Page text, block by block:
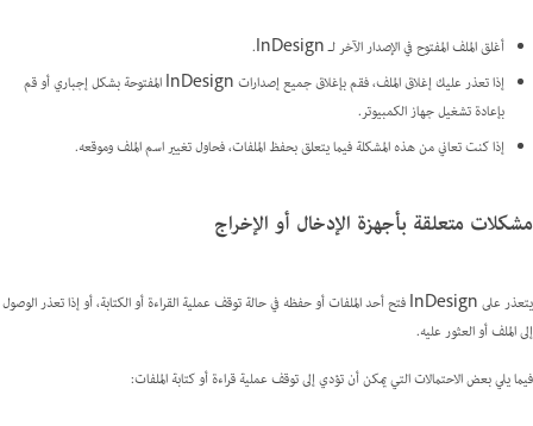
أغلق الملف المفتوح في الإصدار الآخر لـ InDesign.
إذا تعذر عليك إغلاق الملف، فقم بإغلاق جميع إصدارات InDesign المفتوحة بشكل إجباري أو قم
بإعادة تشغيل جهاز الكمبيوتر.
إذا كنت تعاني من هذه المشكلة فيما يتعلق بحفظ الملفات، فحاول تغيير اسم الملف وموقعه.
مشكلات متعلقة بأجهزة الإدخال أو الإخراج
يتعذر على InDesign فتح أحد الملفات أو حفظه في حالة توقف عملية القراءة أو الكتابة، أو إذا تعذر الوصول
إلى الملف أو العثور عليه.
فيما يلي بعض الاحتمالات التي يمكن أن تؤدي إلى توقف عملية قراءة أو كتابة الملفات: